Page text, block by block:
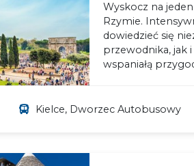
Wyskocz na
Rzymie.
dowiedzieć się
przewodnika, jak
wspaniałą
Kielce, Dworzec Autobusowy